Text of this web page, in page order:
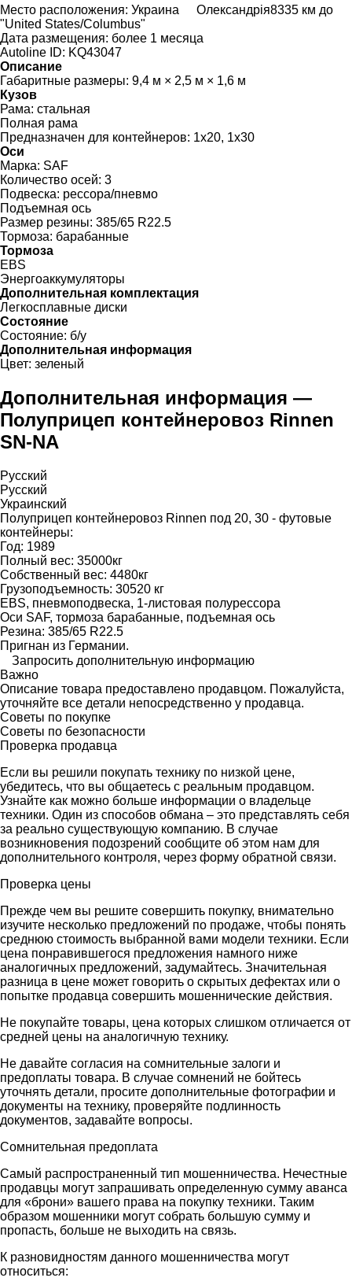
Место расположения: Украина Олександрія8335 км до
"United States/Columbus"
Дата размещения: более 1 месяца
Autoline ID: KQ43047
Описание
Габаритные размеры: 9,4 м × 2,5 м × 1,6 м
Кузов
Рама: стальная
Полная рама
Предназначен для контейнеров: 1x20, 1x30
Оси
Марка: SAF
Количество осей: 3
Подвеска: рессора/пневмо
Подъемная ось
Размер резины: 385/65 R22.5
Тормоза: барабанные
Тормоза
EBS
Энергоаккумуляторы
Дополнительная комплектация
Легкосплавные диски
Состояние
Состояние: б/у
Дополнительная информация
Цвет: зеленый
Дополнительная информация —
Полуприцеп контейнеровоз Rinnen
SN-NA
Русский
Русский
Украинский
Полуприцеп контейнеровоз Rinnen под 20, 30 - футовые
контейнеры:
Год: 1989
Полный вес: 35000кг
Собственный вес: 4480кг
Грузоподъемность: 30520 кг
EBS, пневмоподвеска, 1-листовая полурессора
Оси SAF, тормоза барабанные, подъемная ось
Резина: 385/65 R22.5
Пригнан из Германии.
Запросить дополнительную информацию
Важно
Описание товара предоставлено продавцом. Пожалуйста,
уточняйте все детали непосредственно у продавца.
Советы по покупке
Советы по безопасности
Проверка продавца
Если вы решили покупать технику по низкой цене,
убедитесь, что вы общаетесь с реальным продавцом.
Узнайте как можно больше информации о владельце
техники. Один из способов обмана – это представлять себя
за реально существующую компанию. В случае
возникновения подозрений сообщите об этом нам для
дополнительного контроля, через форму обратной связи.
Проверка цены
Прежде чем вы решите совершить покупку, внимательно
изучите несколько предложений по продаже, чтобы понять
среднюю стоимость выбранной вами модели техники. Если
цена понравившегося предложения намного ниже
аналогичных предложений, задумайтесь. Значительная
разница в цене может говорить о скрытых дефектах или о
попытке продавца совершить мошеннические действия.
Не покупайте товары, цена которых слишком отличается от
средней цены на аналогичную технику.
Не давайте согласия на сомнительные залоги и
предоплаты товара. В случае сомнений не бойтесь
уточнять детали, просите дополнительные фотографии и
документы на технику, проверяйте подлинность
документов, задавайте вопросы.
Сомнительная предоплата
Самый распространенный тип мошенничества. Нечестные
продавцы могут запрашивать определенную сумму аванса
для «брони» вашего права на покупку техники. Таким
образом мошенники могут собрать большую сумму и
пропасть, больше не выходить на связь.
К разновидностям данного мошенничества могут
относиться: